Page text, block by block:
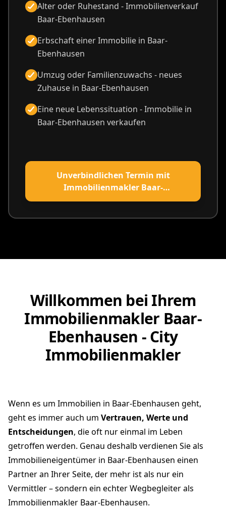
Alter oder Ruhestand - Immobilienverkauf
Baar-Ebenhausen
Erbschaft einer Immobilie in Baar-
Ebenhausen
Umzug oder Familienzuwachs - neues
Zuhause in Baar-Ebenhausen
Eine neue Lebenssituation - Immobilie in
Baar-Ebenhausen verkaufen
Unverbindlichen Termin mit
Immobilienmakler Baar-
Ebenhausen vereinbaren
Willkommen bei Ihrem
Immobilienmakler Baar-
Ebenhausen - City
Immobilienmakler
Wenn es um Immobilien in Baar-Ebenhausen geht,
geht es immer auch um Vertrauen, Werte und
Entscheidungen, die oft nur einmal im Leben
getroffen werden. Genau deshalb verdienen Sie als
Immobilieneigentümer in Baar-Ebenhausen einen
Partner an Ihrer Seite, der mehr ist als nur ein
Vermittler – sondern ein echter Wegbegleiter als
Immobilienmakler Baar-Ebenhausen.